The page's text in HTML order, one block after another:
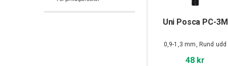
Uni Posca PC-3M
0,9-1,3 mm, Rund udd
48 kr